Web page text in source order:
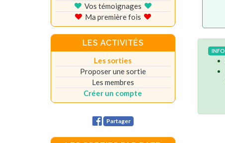
INFO
Vos témoignages
Ma première fois
LES ACTIVITÉS
Les sorties
Proposer une sortie
Les membres
Créer un compte
Partager